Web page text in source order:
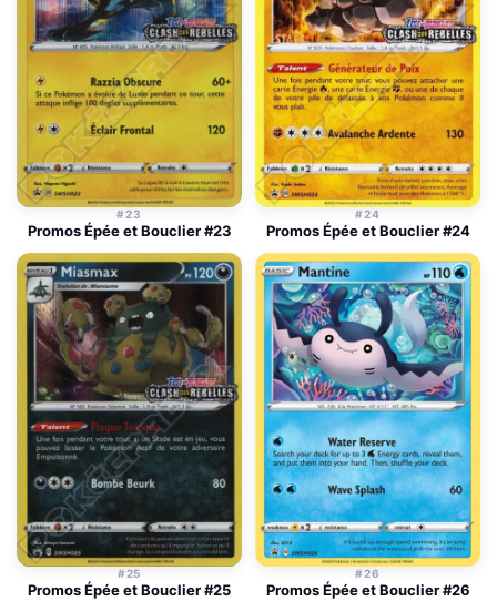
#23
Promos Épée et Bouclier #23
#24
Promos Épée et Bouclier #24
#25
Promos Épée et Bouclier #25
#26
Promos Épée et Bouclier #26